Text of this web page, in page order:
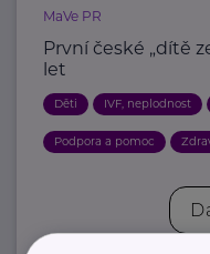
MaVe PR
První české „dítě
let
Děti IVF, neplodnost
Podpora a pomoc